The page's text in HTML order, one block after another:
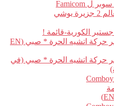
يوشي
الكورية-قائمة !
سامسونج سوبر حركة اتشيه الحرة * صبي (EN
حركة اتشيه الحرة * صبي (في